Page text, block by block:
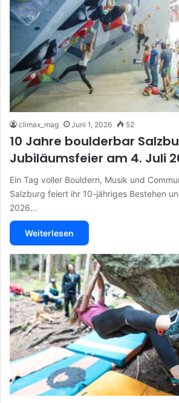
climax_mag Juni 1, 2026 52
10 Jahre boulderbar
Jubiläumsfeier am 4. Juli
Ein Tag voller Bouldern, Musik und
Salzburg feiert ihr 10-jähriges Bestehen
2026…
Weiterlesen